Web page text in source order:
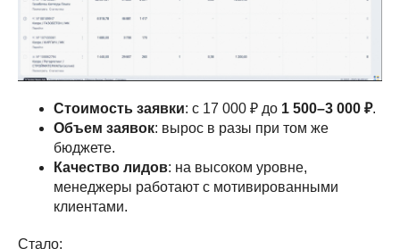
Стоимость заявки: с 17 000 ₽ до 1 500–3 000 ₽.
Объем заявок: вырос в разы при том же
бюджете.
Качество лидов: на высоком уровне,
менеджеры работают с мотивированными
клиентами.
Стало: